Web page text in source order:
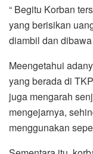
“ Begitu Korban
yang berisikan
diambil dan
Meengetahui
yang berada di
juga mengarah
mengejarnya,
menggunakan